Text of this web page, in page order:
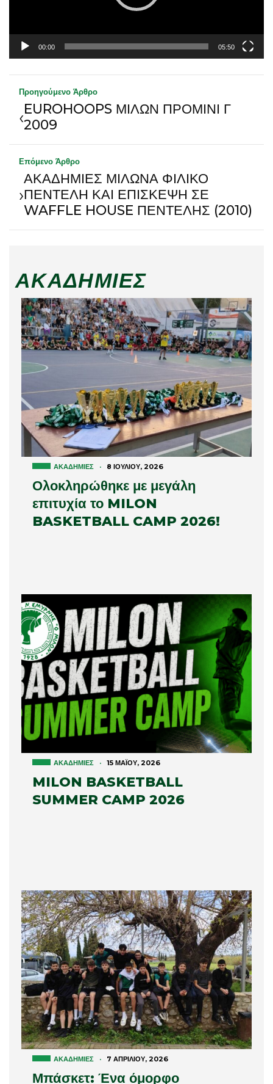
00:00 05:50
Προηγούμενο Άρθρο
‹EUROHOOPS ΜΙΛΩΝ ΠΡΟΜΙΝΙ Γ
2009
Επόμενο Άρθρο
›
ΑΚΑΔΗΜΙΕΣ ΜΙΛΩΝΑ ΦΙΛΙΚΟ
ΠΕΝΤΕΛΗ ΚΑΙ ΕΠΙΣΚΕΨΗ ΣΕ
WAFFLE HOUSE ΠΕΝΤΕΛΗΣ (2010)
ΑΚΑΔΗΜΊΕΣ
ΑΚΑΔΗΜΊΕΣ · 8 ΙΟΥΛΊΟΥ, 2026
Ολοκληρώθηκε με μεγάλη
επιτυχία το MILON
BASKETBALL CAMP 2026!
ΑΚΑΔΗΜΊΕΣ · 15 ΜΑΪ́ΟΥ, 2026
MILON BASKETBALL
SUMMER CAMP 2026
ΑΚΑΔΗΜΊΕΣ · 7 ΑΠΡΙΛΊΟΥ, 2026
Μπάσκετ: Ένα όμορφο